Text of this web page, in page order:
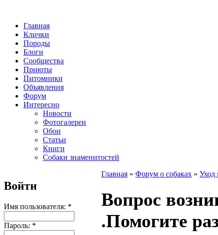
Главная
Клички
Породы
Блоги
Сообщества
Приюты
Питомники
Объявления
Форум
Интересно
Новости
Фотогалереи
Обои
Статьи
Книги
Собаки знаменитостей
Войти
Имя пользователя: *
Пароль: *
Главная » Форум о собаках » Уход
Вопрос
.Помогите